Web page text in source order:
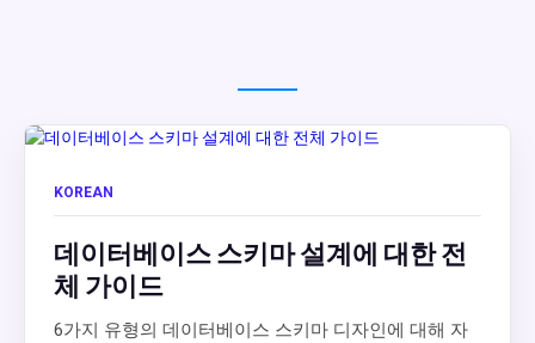
KOREAN
데이터베이스 스키마 설계에 대한 전
체 가이드
6가지 유형의 데이터베이스 스키마 디자인에 대해 자